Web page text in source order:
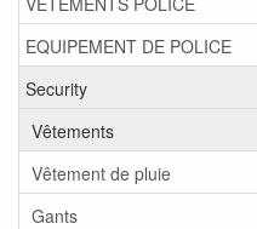
EQUIPEMENT DE POLICE
Security
Vêtements
Vêtement de pluie
Gants